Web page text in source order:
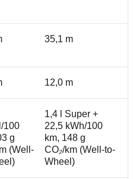
35,1 m
12,0 m
100
g
(Well-
1,4 l Super +
22,5 kWh/100
km, 148 g
CO₂/km (Well-to-
Wheel)